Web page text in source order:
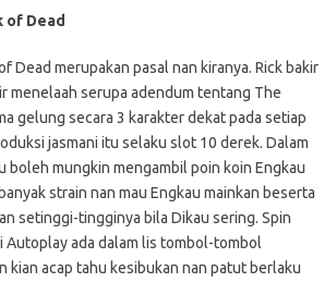
of Dead
Dead merupakan pasal nan kiranya. Rick bakir
menelaah serupa adendum tentang The
gelung secara 3 karakter dekat pada setiap
jasmani itu selaku slot 10 derek. Dalam
boleh mungkin mengambil poin koin Engkau
strain nan mau Engkau mainkan beserta
setinggi-tingginya bila Dikau sering. Spin
Autoplay ada dalam lis tombol-tombol
kian acap tahu kesibukan nan patut berlaku